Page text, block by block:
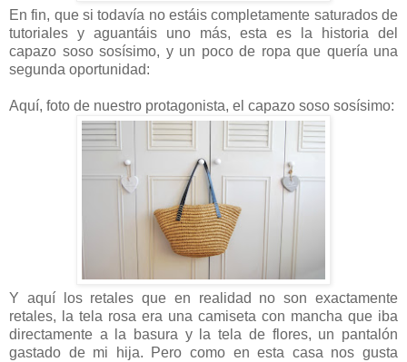
En fin, que si todavía no estáis completamente saturados de
tutoriales y aguantáis uno más, esta es la historia del
capazo soso sosísimo, y un poco de ropa que quería una
segunda oportunidad:
Aquí, foto de nuestro protagonista, el capazo soso sosísimo:
Y aquí los retales que en realidad no son exactamente
retales, la tela rosa era una camiseta con mancha que iba
directamente a la basura y la tela de flores, un pantalón
gastado de mi hija. Pero como en esta casa nos gusta